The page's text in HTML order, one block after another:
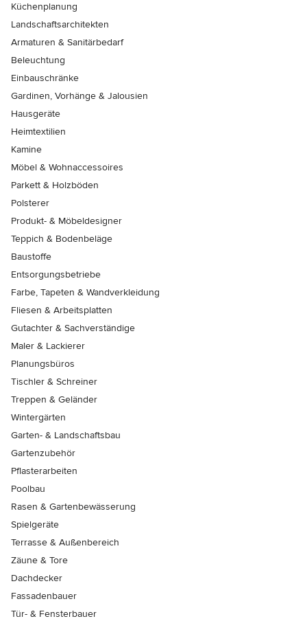
Küchenplanung
Landschaftsarchitekten
Armaturen & Sanitärbedarf
Beleuchtung
Einbauschränke
Gardinen, Vorhänge & Jalousien
Hausgeräte
Heimtextilien
Kamine
Möbel & Wohnaccessoires
Parkett & Holzböden
Polsterer
Produkt- & Möbeldesigner
Teppich & Bodenbeläge
Baustoffe
Entsorgungsbetriebe
Farbe, Tapeten & Wandverkleidung
Fliesen & Arbeitsplatten
Gutachter & Sachverständige
Maler & Lackierer
Planungsbüros
Tischler & Schreiner
Treppen & Geländer
Wintergärten
Garten- & Landschaftsbau
Gartenzubehör
Pflasterarbeiten
Poolbau
Rasen & Gartenbewässerung
Spielgeräte
Terrasse & Außenbereich
Zäune & Tore
Dachdecker
Fassadenbauer
Tür- & Fensterbauer